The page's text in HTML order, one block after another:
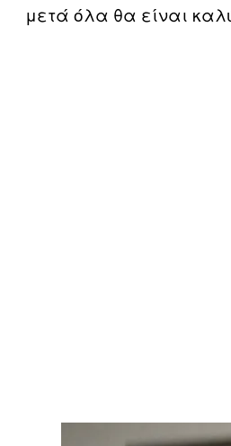
μετά όλα θα είναι